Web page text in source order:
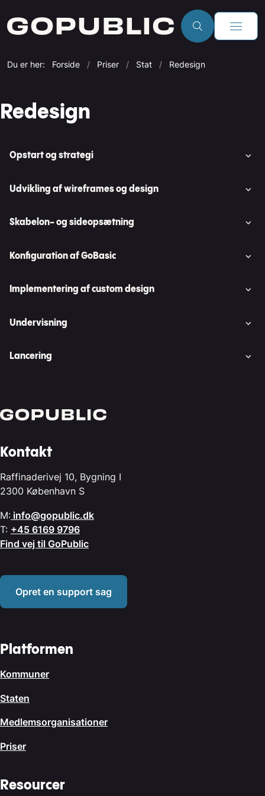
Du er her: Forside Priser Stat Redesign
Redesign
Opstart og strategi
Udvikling af wireframes og design
Skabelon- og sideopsætning
Konfiguration af GoBasic
Implementering af custom design
Undervisning
Lancering
Kontakt
Raffinaderivej 10, Bygning I
2300 København S
M: info@gopublic.dk
T: +45 6169 9796
Find vej til GoPublic
Opret en support sag
Platformen
Kommuner
Staten
Medlemsorganisationer
Priser
Resourcer